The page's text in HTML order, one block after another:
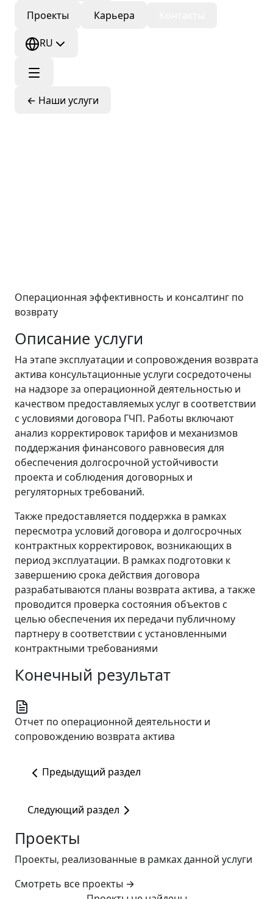
Проекты Карьера
RU
← Наши услуги
Операционная эффективность и консалтинг по
возврату
Описание услуги
На этапе эксплуатации и сопровождения возврата
актива консультационные услуги сосредоточены
на надзоре за операционной деятельностью и
качеством предоставляемых услуг в соответствии
с условиями договора ГЧП. Работы включают
анализ корректировок тарифов и механизмов
поддержания финансового равновесия для
обеспечения долгосрочной устойчивости
проекта и соблюдения договорных и
регуляторных требований.
Также предоставляется поддержка в рамках
пересмотра условий договора и долгосрочных
контрактных корректировок, возникающих в
период эксплуатации. В рамках подготовки к
завершению срока действия договора
разрабатываются планы возврата актива, а также
проводится проверка состояния объектов с
целью обеспечения их передачи публичному
партнеру в соответствии с установленными
контрактными требованиями
Конечный результат
Отчет по операционной деятельности и
сопровождению возврата актива
Предыдущий раздел
Следующий раздел
Проекты
Проекты, реализованные в рамках данной услуги
Смотреть все проекты →